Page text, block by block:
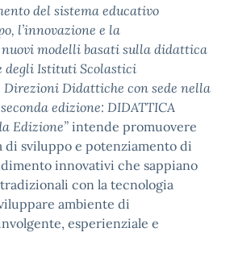
del sistema educativo
l’innovazione e la
modelli basati sulla didattica
degli Istituti Scolastici
Direzioni Didattiche con sede nella
edizione: DIDATTICA
Edizione” intende promuovere
di sviluppo e potenziamento di
innovativi che sappiano
con la tecnologia
ambiente di
esperienziale e